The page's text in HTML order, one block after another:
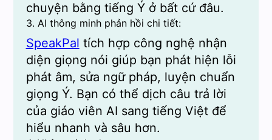
chuyện bằng tiếng Ý ở bất cứ đâu.
3. AI thông minh phản hồi chi tiết:
SpeakPal tích hợp công nghệ nhận
diện giọng nói giúp bạn phát hiện lỗi
phát âm, sửa ngữ pháp, luyện chuẩn
giọng Ý. Bạn có thể dịch câu trả lời
của giáo viên AI sang tiếng Việt để
hiểu nhanh và sâu hơn.